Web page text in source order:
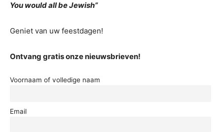
You would all be Jewish”
Geniet van uw feestdagen!
Ontvang gratis onze nieuwsbrieven!
Voornaam of volledige naam
Email